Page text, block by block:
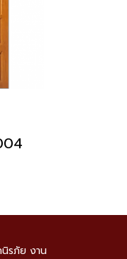
นิรภัย งาน